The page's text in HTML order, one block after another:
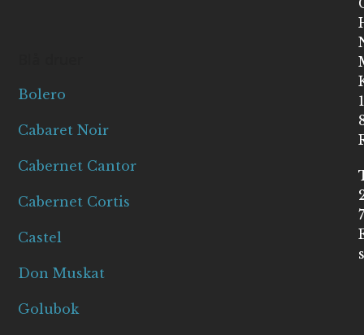
Bolero
Cabaret Noir
Cabernet Cantor
Cabernet Cortis
Castel
Don Muskat
Golubok